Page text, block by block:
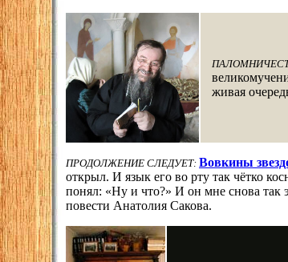
живая
ПРОДОЛЖЕНИЕ СЛЕДУЕТ: Вовкины
открыл. И язык его во рту так чётко
понял: «Ну и что?» И он мне снова так
повести Анатолия Сакова.